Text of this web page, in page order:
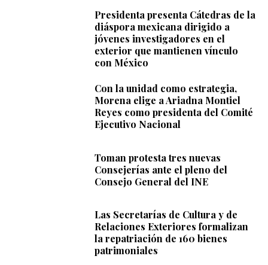
Presidenta presenta Cátedras de la
diáspora mexicana dirigido a
jóvenes investigadores en el
exterior que mantienen vínculo
con México
Con la unidad como estrategia,
Morena elige a Ariadna Montiel
Reyes como presidenta del Comité
Ejecutivo Nacional
Toman protesta tres nuevas
Consejerías ante el pleno del
Consejo General del INE
Las Secretarías de Cultura y de
Relaciones Exteriores formalizan
la repatriación de 160 bienes
patrimoniales